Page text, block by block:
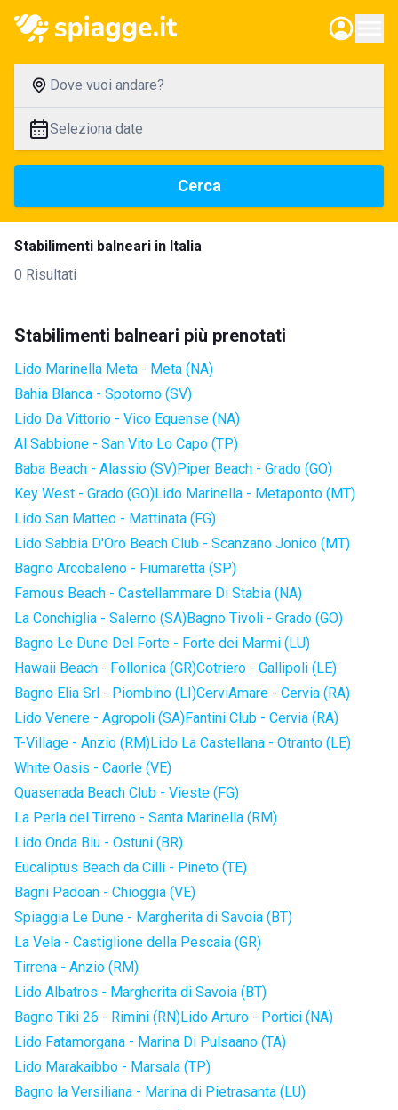
Dove vuoi andare?
Seleziona date
Cerca
Stabilimenti balneari in Italia
0 Risultati
Stabilimenti balneari più prenotati
Lido Marinella Meta - Meta (NA)
Bahia Blanca - Spotorno (SV)
Lido Da Vittorio - Vico Equense (NA)
Al Sabbione - San Vito Lo Capo (TP)
Baba Beach - Alassio (SV)Piper Beach - Grado (GO)
Key West - Grado (GO)Lido Marinella - Metaponto (MT)
Lido San Matteo - Mattinata (FG)
Lido Sabbia D'Oro Beach Club - Scanzano Jonico (MT)
Bagno Arcobaleno - Fiumaretta (SP)
Famous Beach - Castellammare Di Stabia (NA)
La Conchiglia - Salerno (SA)Bagno Tivoli - Grado (GO)
Bagno Le Dune Del Forte - Forte dei Marmi (LU)
Hawaii Beach - Follonica (GR)Cotriero - Gallipoli (LE)
Bagno Elia Srl - Piombino (LI)CerviAmare - Cervia (RA)
Lido Venere - Agropoli (SA)Fantini Club - Cervia (RA)
T-Village - Anzio (RM)Lido La Castellana - Otranto (LE)
White Oasis - Caorle (VE)
Quasenada Beach Club - Vieste (FG)
La Perla del Tirreno - Santa Marinella (RM)
Lido Onda Blu - Ostuni (BR)
Eucaliptus Beach da Cilli - Pineto (TE)
Bagni Padoan - Chioggia (VE)
Spiaggia Le Dune - Margherita di Savoia (BT)
La Vela - Castiglione della Pescaia (GR)
Tirrena - Anzio (RM)
Lido Albatros - Margherita di Savoia (BT)
Bagno Tiki 26 - Rimini (RN)Lido Arturo - Portici (NA)
Lido Fatamorgana - Marina Di Pulsaano (TA)
Lido Marakaibbo - Marsala (TP)
Bagno la Versiliana - Marina di Pietrasanta (LU)